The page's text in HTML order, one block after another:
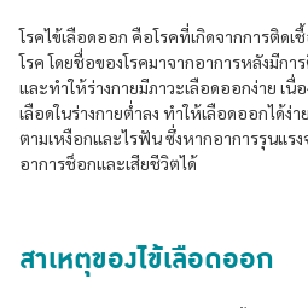
โรคไข้เลือดออก คือโรคที่เกิดจากการติดเ
โรค โดยชื่อของโรคมาจากอาการหลังมีกา
และทำให้ร่างกายมีภาวะเลือดออกง่าย เนื่
เลือดในร่างกายต่ำลง ทำให้เลือดออกได้ง่
ตามเหงือกและไรฟัน ซึ่งหากอาการรุนแร
อาการช็อกและเสียชีวิตได้
สาเหตุของไข้เลือดออก